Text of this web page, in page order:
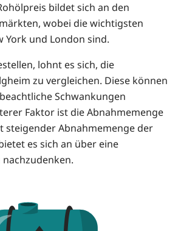
bildet sich an den
wobei die wichtigsten
York und London sind.
lohnt es sich, die
zu vergleichen. Diese können
Schwankungen
Faktor ist die Abnahmemenge
steigender Abnahmemenge der
es sich an über eine